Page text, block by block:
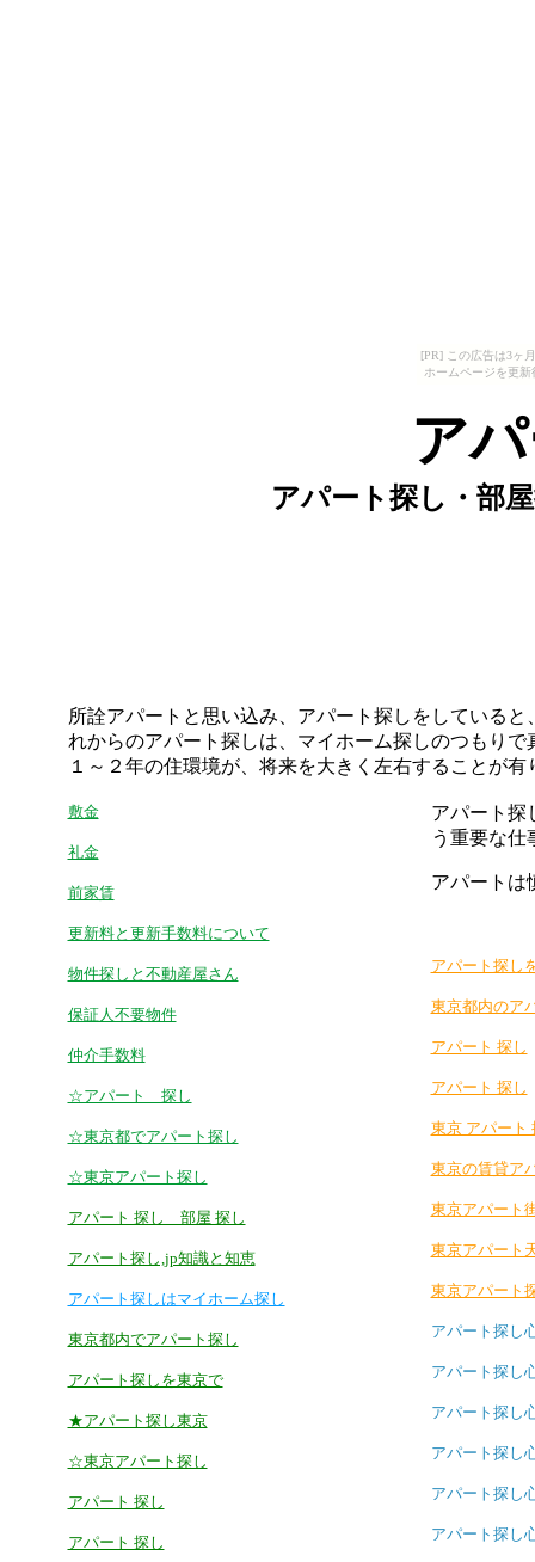
[PR] この広告は3ヶ
ホームページを更
ア
アパート探し・部
所詮アパートと思い込み、アパート探しをしている
れからのアパート探しは、マイホーム探しのつもり
１～２年の住環境が、将来を大きく左右することが
敷金
礼金
前家賃
更新料と更新手数料について
物件探しと不動産屋さん
保証人不要物件
仲介手数料
☆アパート 探し
☆東京都でアパート探し
☆東京アパート探し
アパート 探し 部屋 探し
アパート探し,jp知識と知恵
アパート探しはマイホーム探し
東京都内でアパート探し
アパート探しを東京で
★アパート探し東京
☆東京アパート探し
アパート 探し
アパート 探し
アパート探
う重要な仕
アパートは
アパート探し
東京都内のア
アパート 探し
アパート 探し
東京 アパート
東京の賃貸ア
東京アパート
東京アパート
東京アパート
アパート探し
アパート探し
アパート探し
アパート探し
アパート探し
アパート探し